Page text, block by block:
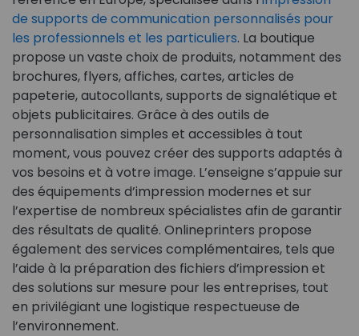
de supports de communication personnalisés pour
les professionnels et les particuliers. La boutique
propose un vaste choix de produits, notamment des
brochures, flyers, affiches, cartes, articles de
papeterie, autocollants, supports de signalétique et
objets publicitaires. Grâce à des outils de
personnalisation simples et accessibles à tout
moment, vous pouvez créer des supports adaptés à
vos besoins et à votre image. L’enseigne s’appuie sur
des équipements d’impression modernes et sur
l’expertise de nombreux spécialistes afin de garantir
des résultats de qualité. Onlineprinters propose
également des services complémentaires, tels que
l’aide à la préparation des fichiers d’impression et
des solutions sur mesure pour les entreprises, tout
en privilégiant une logistique respectueuse de
l’environnement.